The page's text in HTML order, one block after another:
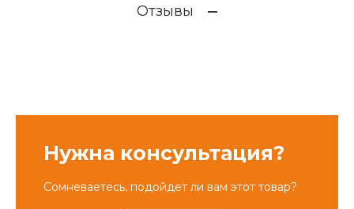
Отзывы
Нужна консультация?
Сомневаетесь, подойдет ли вам этот товар?